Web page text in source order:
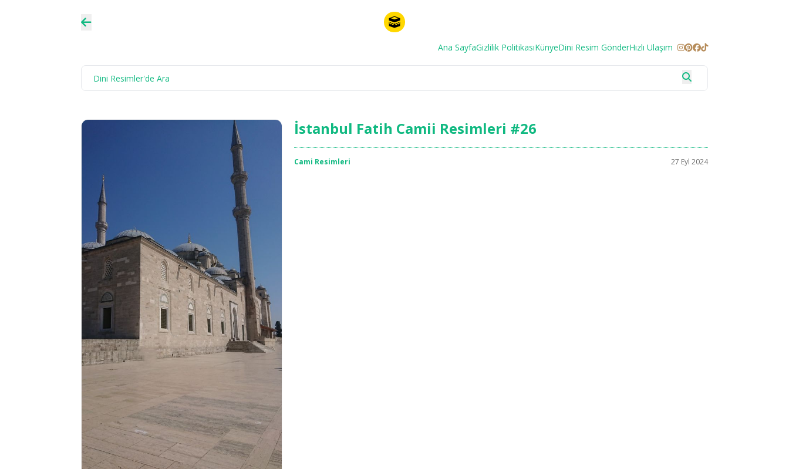
Ana SayfaGizlilik PolitikasıKünyeDini Resim GönderHızlı Ulaşım
İstanbul Fatih Camii Resimleri #26
Cami Resimleri 27 Eyl 2024